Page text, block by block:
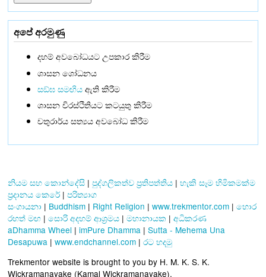
අපේ අරමුණු
දහම් අවබෝධයට උපකාර කිරීම
ශාසන ශෝධනය
සඞ්‌ඝ සමඟියඇති කිරීම
ශාසන චිරස්ථිතියට කටයුතු කිරීම
චතුරාර්ය සත්‍යය අවබෝධ කිරීම
නියම සහ කොන්දේසි | පුද්ගලිකත්ව ප්‍රතිපත්තිය | හැකි සෑම හිමිකමක්ම
ප්‍රදානය කෙරේ | පරිත්‍යාග
සංගායනා | Buddhism | Right Religion | www.trekmentor.com | හොර
රහත් මඟ | සොරි අදහම් ආශ්‍රමය | මහානායක | අධිකරණ
aDhamma Wheel | imPure Dhamma | Sutta - Mehema Una
Desapuwa | www.endchannel.com | රට හදමු
Trekmentor website is brought to you by H. M. K. S. K.
Wickramanayake (Kamal Wickramanayake).